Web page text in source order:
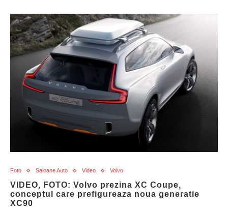
Foto Saloane Auto Video Volvo
VIDEO, FOTO: Volvo prezina XC Coupe,
conceptul care prefigureaza noua generatie
XC90